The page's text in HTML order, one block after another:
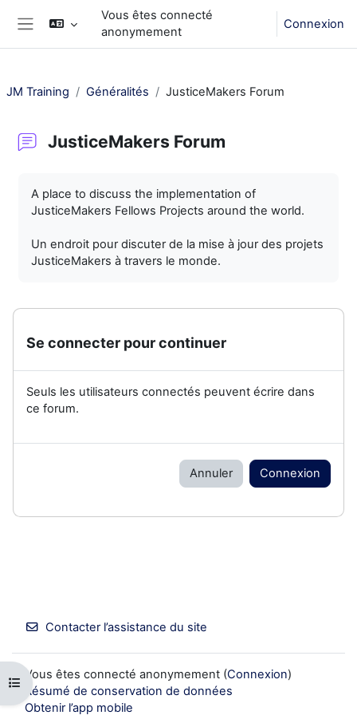
Passer au contenu principal
Panneau latéral
Vous êtes connecté
anonymement
Connexion
Ouvrir l’index du cours
JM Training Généralités JusticeMakers Forum
JusticeMakers Forum
A place to discuss the implementation of
JusticeMakers Fellows Projects around the world.
Un endroit pour discuter de la mise à jour des projets
JusticeMakers à travers le monde.
Se connecter pour continuer
Seuls les utilisateurs connectés peuvent écrire dans
ce forum.
Annuler Connexion
Contacter l’assistance du site
Vous êtes connecté anonymement (Connexion)
Résumé de conservation de données
Obtenir l’app mobile